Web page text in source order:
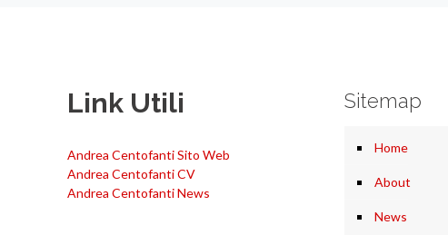
Link Utili
Andrea Centofanti Sito Web
Andrea Centofanti CV
Andrea Centofanti News
Sitemap
Home
About
News